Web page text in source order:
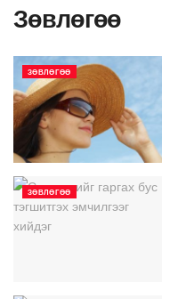
Зөвлөгөө
ЗӨВЛӨГӨӨ
ЗӨВЛӨГӨӨ